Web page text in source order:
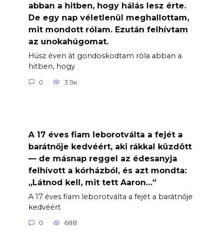
abban a hitben, hogy hálás lesz érte.
De egy nap véletlenül meghallottam,
mit mondott rólam. Ezután felhívtam
az unokahúgomat.
Húsz éven át gondoskodtam róla abban a
hitben, hogy
0 3.9к.
A 17 éves fiam leborotválta a fejét a
barátnője kedvéért, aki rákkal küzdött
— de másnap reggel az édesanyja
felhívott a kórházból, és azt mondta:
„Látnod kell, mit tett Aaron…”
A 17 éves fiam leborotválta a fejét a barátnője
kedvéért
0 688